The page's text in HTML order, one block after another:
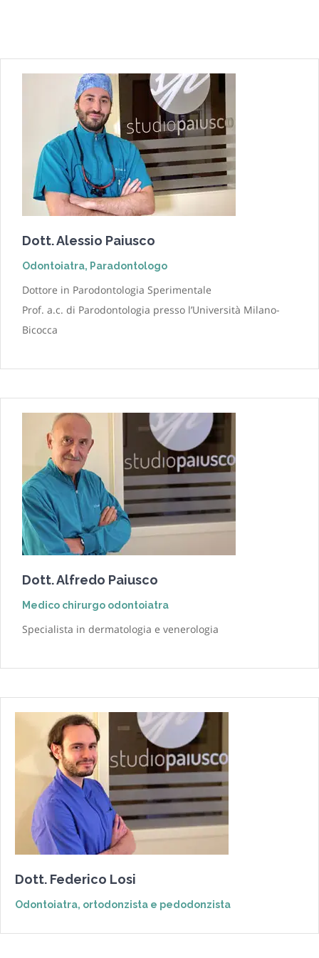
Dott. Alessio Paiusco
Odontoiatra, Paradontologo
Dottore in Parodontologia Sperimentale
Prof. a.c. di Parodontologia presso l’Università Milano-
Bicocca
Dott. Alfredo Paiusco
Medico chirurgo odontoiatra
Specialista in dermatologia e venerologia
Dott. Federico Losi
Odontoiatra, ortodonzista e pedodonzista